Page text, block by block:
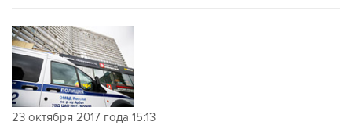
23 октября 2017 года 15:13